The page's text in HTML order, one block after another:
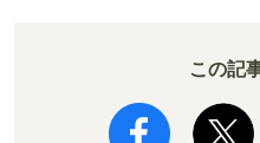
この記